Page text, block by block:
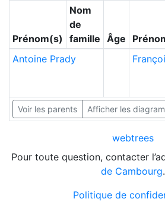
Prénom(s)
Nom
de
famille Âge
Antoine Prady
Voir les parents Afficher les
webtrees
Pour toute question, contacter
de Cambourg.
Politique de